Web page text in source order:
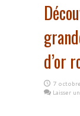
d’or
7
Laisser